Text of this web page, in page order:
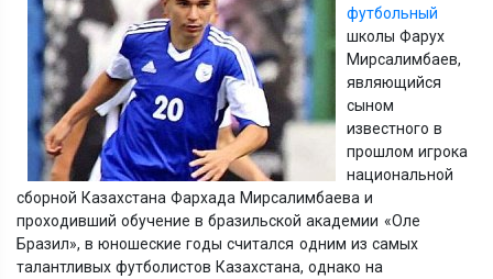
футбольный
школы Фарух
Мирсалимбаев,
являющийся
сыном
известного в
прошлом игрока
национальной
сборной Казахстана Фархада Мирсалимбаева и
проходивший обучение в бразильской академии «Оле
Бразил»,в юношеские годы считался одним из самых
талантливых футболистов Казахстана, однако на